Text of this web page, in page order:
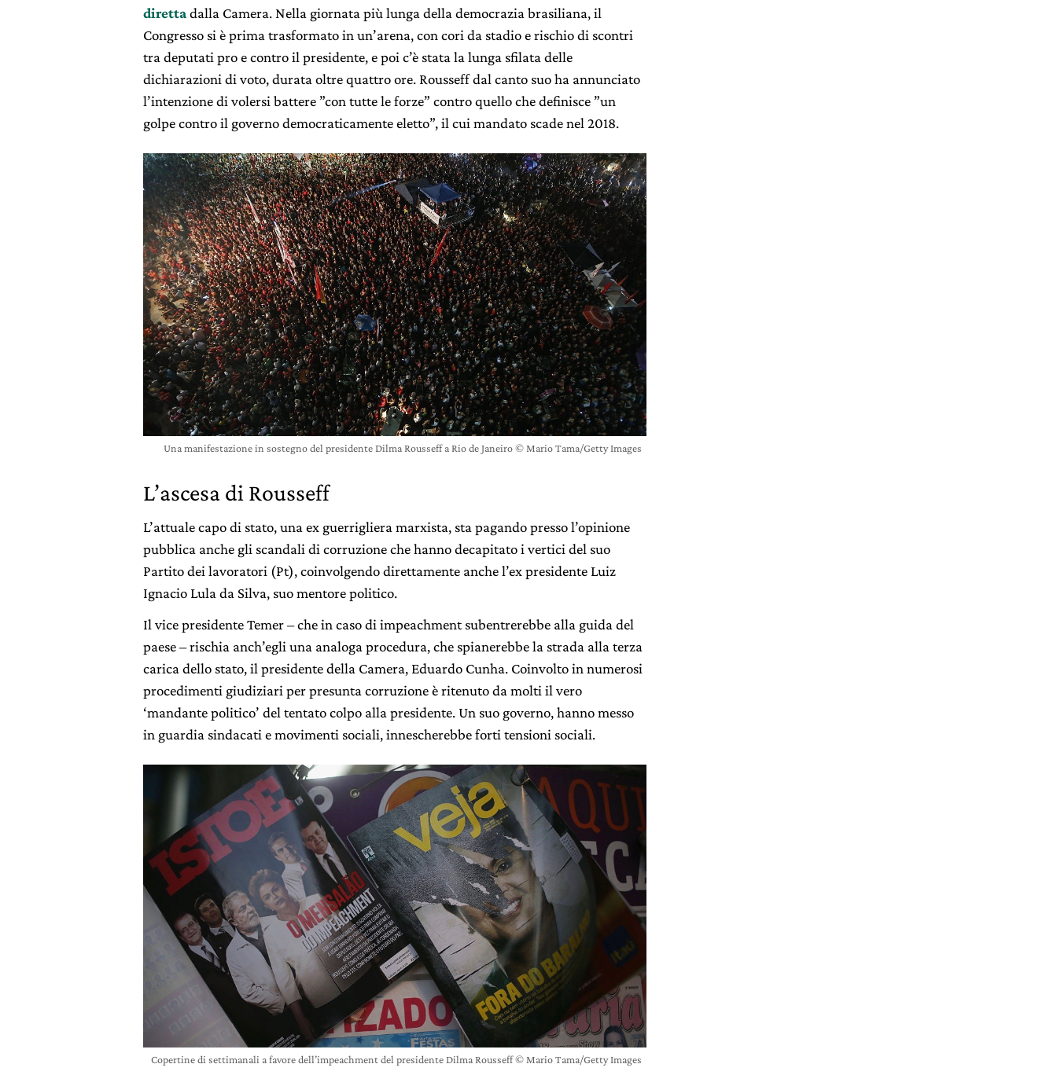
direttadalla Camera. Nella giornata più lunga della democrazia brasiliana, il
Congresso si è prima trasformato in un’arena, con cori da stadio e rischio di scontri
tra deputati pro e contro il presidente, e poi c’è stata la lunga sfilata delle
dichiarazioni di voto, durata oltre quattro ore. Rousseff dal canto suo ha annunciato
l’intenzione di volersi battere ”con tutte le forze” contro quello che definisce ”un
golpe contro il governo democraticamente eletto”, il cui mandato scade nel 2018.
Una manifestazione in sostegno del presidente Dilma Rousseff a Rio de Janeiro © Mario Tama/Getty Images
L’ascesa di Rousseff
L’attuale capo di stato, una ex guerrigliera marxista, sta pagando presso l’opinione
pubblica anche gli scandali di corruzione che hanno decapitato i vertici del suo
Partito dei lavoratori (Pt), coinvolgendo direttamente anche l’ex presidente Luiz
Ignacio Lula da Silva, suo mentore politico.
Il vice presidente Temer – che in caso di impeachment subentrerebbe alla guida del
paese – rischia anch’egli una analoga procedura, che spianerebbe la strada alla terza
carica dello stato, il presidente della Camera, Eduardo Cunha. Coinvolto in numerosi
procedimenti giudiziari per presunta corruzione è ritenuto da molti il vero
‘mandante politico’ del tentato colpo alla presidente. Un suo governo, hanno messo
in guardia sindacati e movimenti sociali, innescherebbe forti tensioni sociali.
Copertine di settimanali a favore dell’impeachment del presidente Dilma Rousseff © Mario Tama/Getty Images